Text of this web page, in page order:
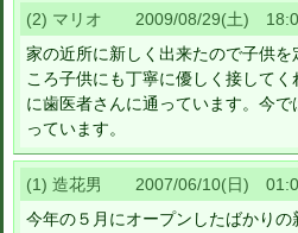
(2) マリオ 2009/08/29(土)
家の近所に新しく出来たので子供を
ころ子供にも丁寧に優しく接して
に歯医者さんに通っています。今
っています。
(1) 造花男 2007/06/10(日)
今年の５月にオープンしたばかり